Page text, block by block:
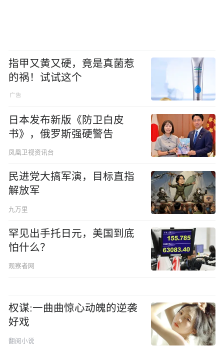
指甲又黄又硬，竟是真菌惹
的祸！试试这个
日本发布新版《防卫白皮
书》，俄罗斯强硬警告
凤凰卫视资讯台
民进党大搞军演，目标直指
解放军
九万里
罕见出手托日元，美国到底
怕什么？
观察者网
权谋:一曲曲惊心动魄的逆袭
好戏
翻阅小说